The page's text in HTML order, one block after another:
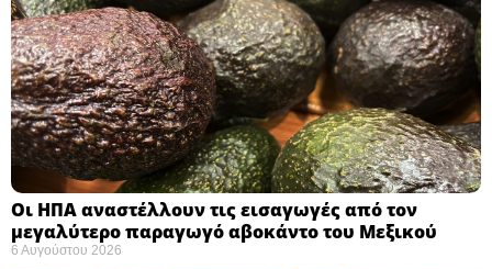
Οι ΗΠΑ αναστέλλουν τις εισαγωγές από τον
μεγαλύτερο παραγωγό αβοκάντο του Μεξικού ​
6 Αυγούστου 2026